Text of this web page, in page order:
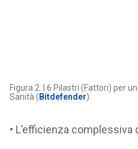
Figura 2. I 6 Pilastri (Fattori) per
Sanità (Bitdefender).
• L’efficienza complessiva